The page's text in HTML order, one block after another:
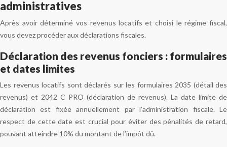
administratives
Après avoir déterminé vos revenus locatifs et choisi le régime fiscal,
vous devez procéder aux déclarations fiscales.
Déclaration des revenus fonciers : formulaires
et dates limites
Les revenus locatifs sont déclarés sur les formulaires 2035 (détail des
revenus) et 2042 C PRO (déclaration de revenus). La date limite de
déclaration est fixée annuellement par l’administration fiscale. Le
respect de cette date est crucial pour éviter des pénalités de retard,
pouvant atteindre 10% du montant de l’impôt dû.